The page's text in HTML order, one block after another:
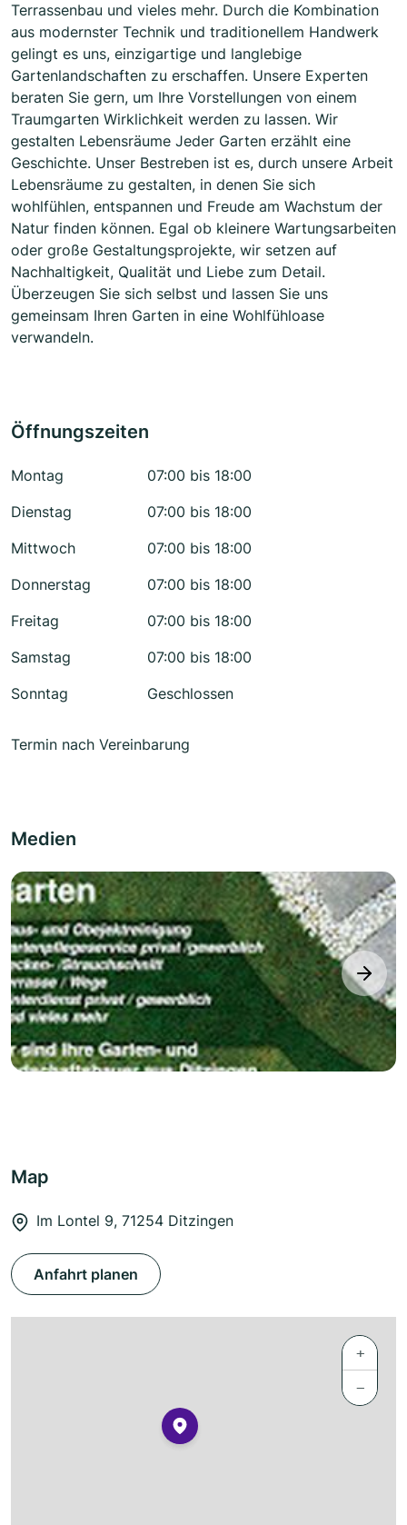
Terrassenbau und vieles mehr. Durch die Kombination
aus modernster Technik und traditionellem Handwerk
gelingt es uns, einzigartige und langlebige
Gartenlandschaften zu erschaffen. Unsere Experten
beraten Sie gern, um Ihre Vorstellungen von einem
Traumgarten Wirklichkeit werden zu lassen. Wir
gestalten Lebensräume Jeder Garten erzählt eine
Geschichte. Unser Bestreben ist es, durch unsere Arbeit
Lebensräume zu gestalten, in denen Sie sich
wohlfühlen, entspannen und Freude am Wachstum der
Natur finden können. Egal ob kleinere Wartungsarbeiten
oder große Gestaltungsprojekte, wir setzen auf
Nachhaltigkeit, Qualität und Liebe zum Detail.
Überzeugen Sie sich selbst und lassen Sie uns
gemeinsam Ihren Garten in eine Wohlfühloase
verwandeln.
Öffnungszeiten
Montag
07:00 bis 18:00
Dienstag
07:00 bis 18:00
Mittwoch
07:00 bis 18:00
Donnerstag
07:00 bis 18:00
Freitag
07:00 bis 18:00
Samstag
07:00 bis 18:00
Sonntag
Geschlossen
Termin nach Vereinbarung
Medien
next
Map
Im Lontel 9, 71254 Ditzingen
Anfahrt planen
+
−